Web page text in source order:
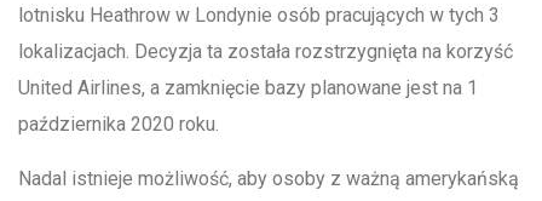
lotnisku Heathrow w Londynie osób pracujących w tych 3
lokalizacjach. Decyzja ta została rozstrzygnięta na korzyść
United Airlines, a zamknięcie bazy planowane jest na 1
października 2020 roku.
Nadal istnieje możliwość, aby osoby z ważną amerykańską